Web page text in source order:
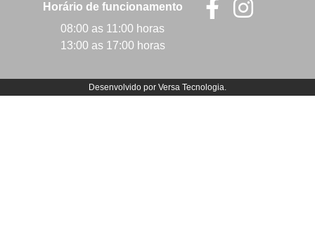
Horário de funcionamento
08:00 as 11:00 horas
13:00 as 17:00 horas
Desenvolvido por Versa Tecnologia.